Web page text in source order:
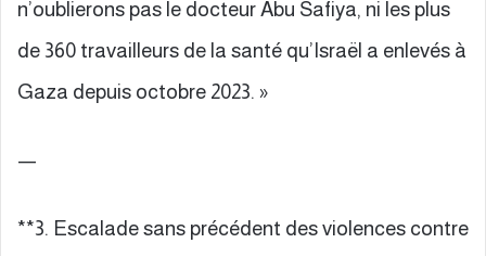
n’oublierons pas le docteur Abu Safiya, ni les plus
de 360 travailleurs de la santé qu’Israël a enlevés à
Gaza depuis octobre 2023. »
—
**3. Escalade sans précédent des violences contre